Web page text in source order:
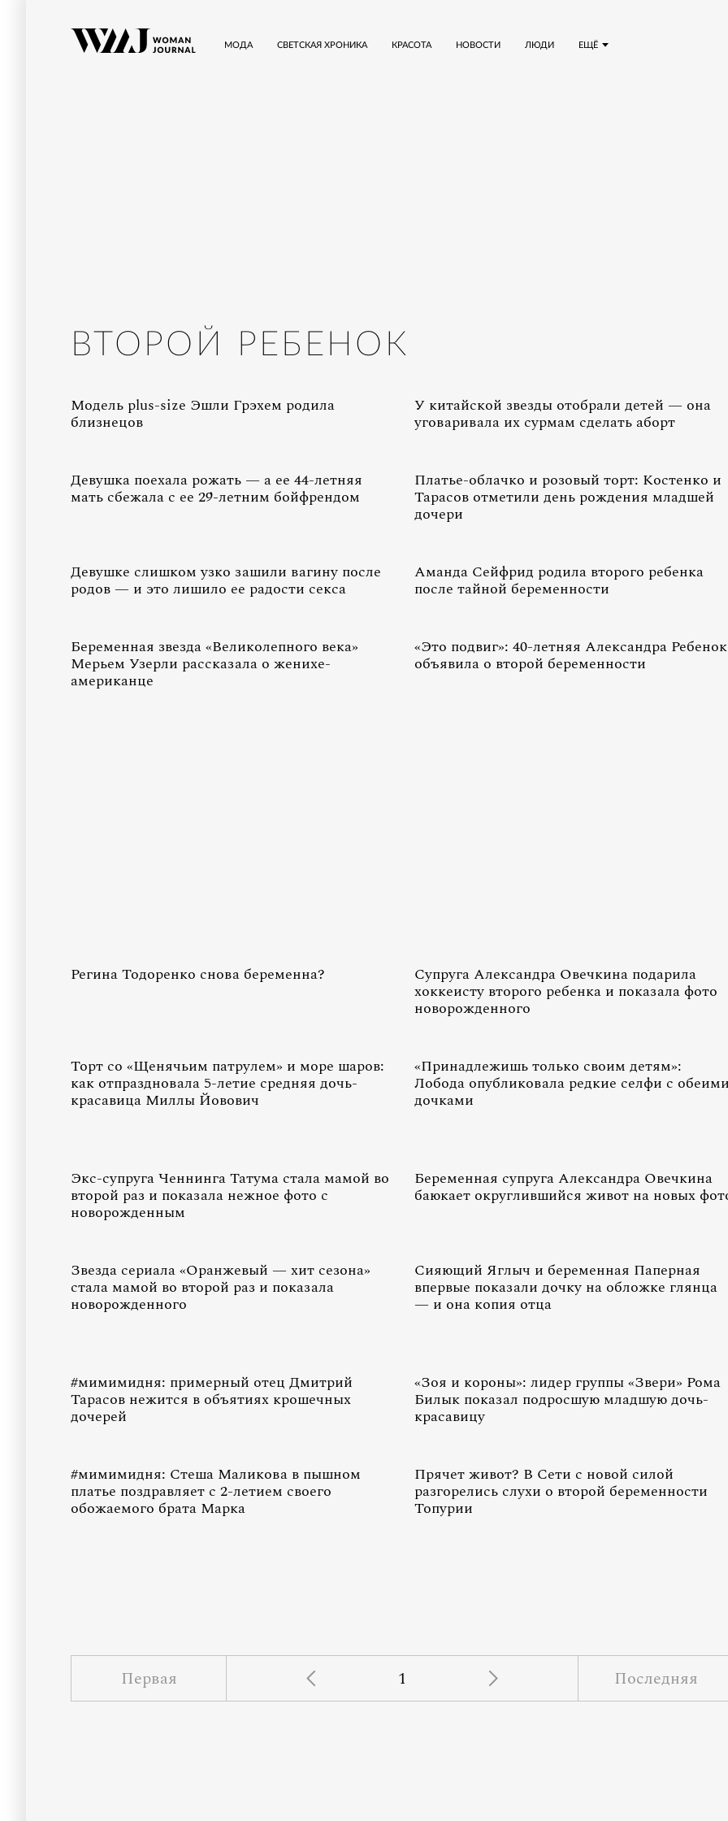
ЕЩЁ
МОДА СВЕТСКАЯ ХРОНИКА КРАСОТА НОВОСТИ ЛЮДИ
ВТОРОЙ РЕБЕНОК
Модель plus-size Эшли Грэхем родила
близнецов
У китайской звезды отобрали детей — она
уговаривала их сурмам сделать аборт
Девушка поехала рожать — а ее 44-летняя
мать сбежала с ее 29-летним бойфрендом
Платье-облачко и розовый торт: Костенко и
Тарасов отметили день рождения младшей
дочери
Девушке слишком узко зашили вагину после
родов — и это лишило ее радости секса
Аманда Сейфрид родила второго ребенка
после тайной беременности
Беременная звезда «Великолепного века»
Мерьем Узерли рассказала о женихе-
американце
«Это подвиг»: 40-летняя Александра Ребенок
объявила о второй беременности
Регина Тодоренко снова беременна? Супруга Александра Овечкина подарила
хоккеисту второго ребенка и показала фото
новорожденного
Торт со «Щенячьим патрулем» и море шаров:
как отпраздновала 5-летие средняя дочь-
красавица Миллы Йовович
«Принадлежишь только своим детям»:
Лобода опубликовала редкие селфи с
дочками
Экс-супруга Ченнинга Татума стала мамой во
второй раз и показала нежное фото с
новорожденным
Беременная супруга Александра Овечкина
баюкает округлившийся живот на новых
Звезда сериала «Оранжевый — хит сезона»
стала мамой во второй раз и показала
новорожденного
Сияющий Яглыч и беременная Паперная
впервые показали дочку на обложке глянца
— и она копия отца
#мимимидня: примерный отец Дмитрий
Тарасов нежится в объятиях крошечных
дочерей
«Зоя и короны»: лидер группы «Звери» Рома
Билык показал подросшую младшую дочь-
красавицу
#мимимидня: Стеша Маликова в пышном
платье поздравляет с 2-летием своего
обожаемого брата Марка
Прячет живот? В Сети с новой силой
разгорелись слухи о второй беременности
Топурии
Первая 1 Последняя